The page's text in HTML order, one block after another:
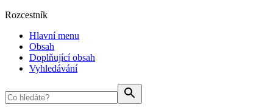
Rozcestník
Hlavní menu
Obsah
Doplňující obsah
Vyhledávání